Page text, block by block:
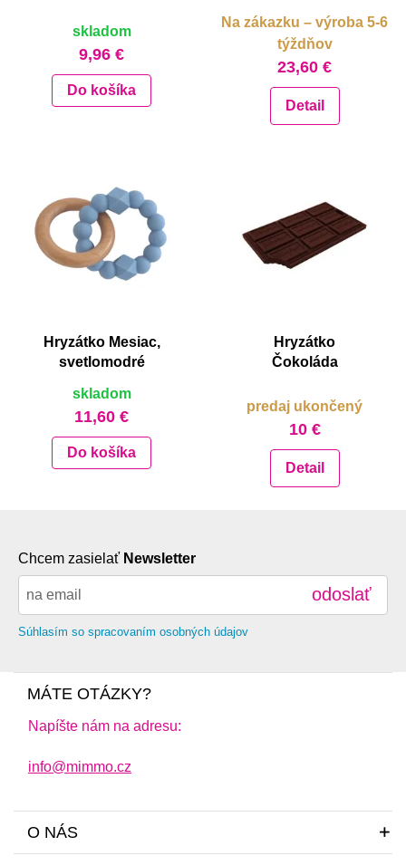
skladom
9,96 €
Do košíka
Na zákazku – výroba 5-6
týždňov
23,60 €
Detail
Hryzátko Mesiac,
svetlomodré
skladom
11,60 €
Do košíka
Hryzátko
Čokoláda
predaj ukončený
10 €
Detail
Chcem zasielať Newsletter
odoslať
Súhlasím so spracovaním osobných údajov
MÁTE OTÁZKY?
Napíšte nám na adresu:
info@mimmo.cz
O NÁS